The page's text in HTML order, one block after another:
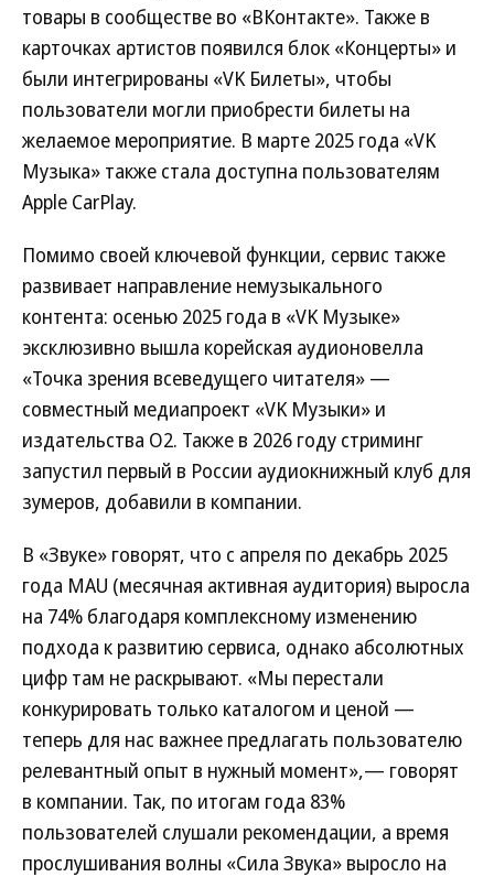
товары в сообществе во «ВКонтакте». Также в
карточках артистов появился блок «Концерты» и
были интегрированы «VK Билеты», чтобы
пользователи могли приобрести билеты на
желаемое мероприятие. В марте 2025 года «VK
Музыка» также стала доступна пользователям
Apple CarPlay.
Помимо своей ключевой функции, сервис также
развивает направление немузыкального
контента: осенью 2025 года в «VK Музыке»
эксклюзивно вышла корейская аудионовелла
«Точка зрения всеведущего читателя» —
совместный медиапроект «VK Музыки» и
издательства О2. Также в 2026 году стриминг
запустил первый в России аудиокнижный клуб для
зумеров, добавили в компании.
В «Звуке» говорят, что с апреля по декабрь 2025
года MAU (месячная активная аудитория) выросла
на 74% благодаря комплексному изменению
подхода к развитию сервиса, однако абсолютных
цифр там не раскрывают. «Мы перестали
конкурировать только каталогом и ценой —
теперь для нас важнее предлагать пользователю
релевантный опыт в нужный момент»,— говорят
в компании. Так, по итогам года 83%
пользователей слушали рекомендации, а время
прослушивания волны «Сила Звука» выросло на